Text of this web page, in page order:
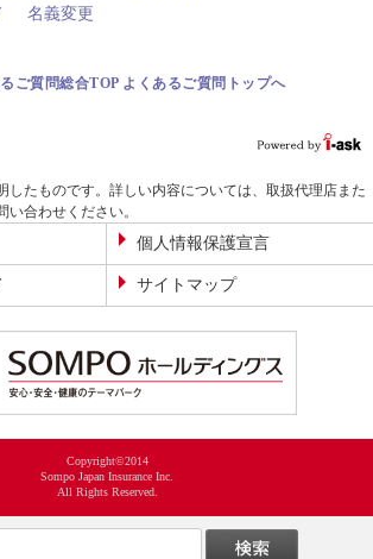
名義変更
ご質問総合TOP よくあるご質問トップへ
したものです。詳しい内容については、取扱代理店また
合わせください。
個人情報保護宣言
サイトマップ
Copyright©2014
Sompo Japan Insurance Inc.
All Rights Reserved.